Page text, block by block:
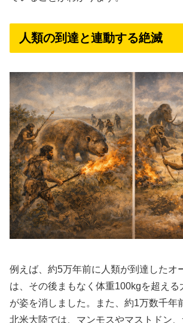
人類の到達と連動する絶滅
例えば、約5万年前に人類が到達したオ
は、その後まもなく体重100kgを超える
が姿を消しました。また、約1万数千年
北米大陸では、マンモスやマストドン